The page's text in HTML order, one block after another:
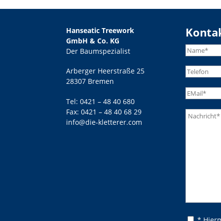
Hanseatic Treework
GmbH & Co. KG
Der Baumspezialist
Arberger Heerstraße 25
28307 Bremen
Tel:0421 – 48 40 680
Fax: 0421 – 48 40 68 29
info@die-kletterer.com